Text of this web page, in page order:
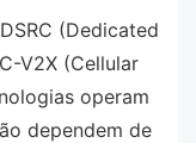
(Dedicated
V2X (Cellular
operam
dependem de